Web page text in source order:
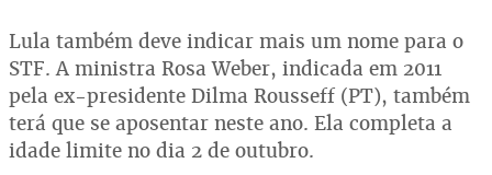
Lula também deve indicar mais um nome para o
STF. A ministra Rosa Weber, indicada em 2011
pela ex-presidente Dilma Rousseff (PT), também
terá que se aposentar neste ano. Ela completa a
idade limite no dia 2 de outubro.